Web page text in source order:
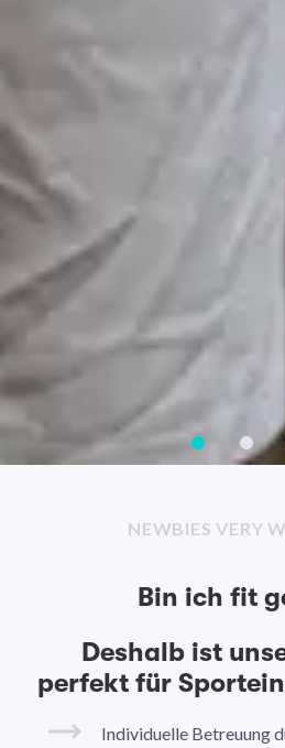
NEWBIES VERY
Bin ich fit
Deshalb ist
perfekt für
Individuelle Betreuung